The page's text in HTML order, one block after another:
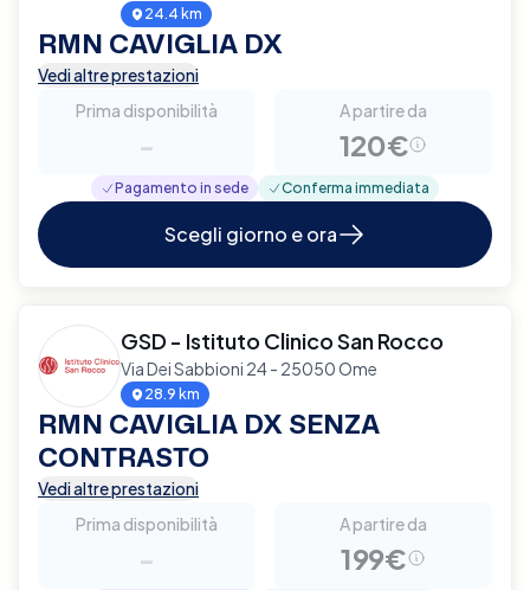
24.4 km
RMN CAVIGLIA DX
Vedi altre prestazioni
Prima disponibilità
-
A partire da
120€
Pagamento in sede Conferma immediata
Scegli giorno e ora
GSD - Istituto Clinico San Rocco
Via Dei Sabbioni 24 - 25050 Ome
28.9 km
RMN CAVIGLIA DX SENZA
CONTRASTO
Vedi altre prestazioni
Prima disponibilità
-
A partire da
199€